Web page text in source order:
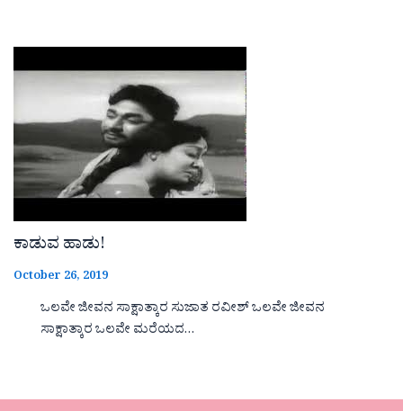
ಕಾಡುವ ಹಾಡು!
October 26, 2019
ಒಲವೇ ಜೀವನ ಸಾಕ್ಷಾತ್ಕಾರ ಸುಜಾತ ರವೀಶ್ ಒಲವೇ ಜೀವನ
ಸಾಕ್ಷಾತ್ಕಾರ ಒಲವೇ ಮರೆಯದ…